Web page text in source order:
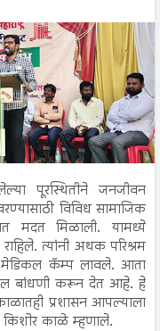
पूरस्थितीने जनजीवन
विविध सामाजिक
मदत मिळाली. यामध्ये
त्यांनी अथक परिश्रम
मेडिकल कॅम्प लावले. आता
बांधणी करून देत आहे. हे
प्रशासन आपल्याला
काळे म्हणाले.